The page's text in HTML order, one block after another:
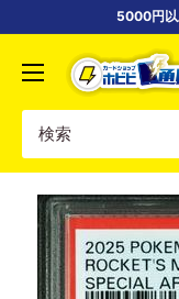
5000円以
【ポ
ケ
専
門
店】
カ